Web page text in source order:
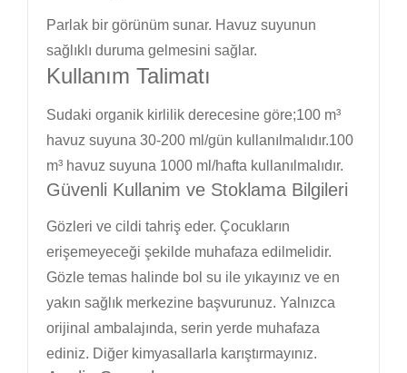
Parlak bir görünüm sunar. Havuz suyunun
sağlıklı duruma gelmesini sağlar.
Kullanım Talimatı
Sudaki organik kirlilik derecesine göre;100 m³
havuz suyuna 30-200 ml/gün kullanılmalıdır.100
m³ havuz suyuna 1000 ml/hafta kullanılmalıdır.
Güvenli Kullanim ve Stoklama Bilgileri
Gözleri ve cildi tahriş eder. Çocukların
erişemeyeceği şekilde muhafaza edilmelidir.
Gözle temas halinde bol su ile yıkayınız ve en
yakın sağlık merkezine başvurunuz. Yalnızca
orijinal ambalajında, serin yerde muhafaza
ediniz. Diğer kimyasallarla karıştırmayınız.